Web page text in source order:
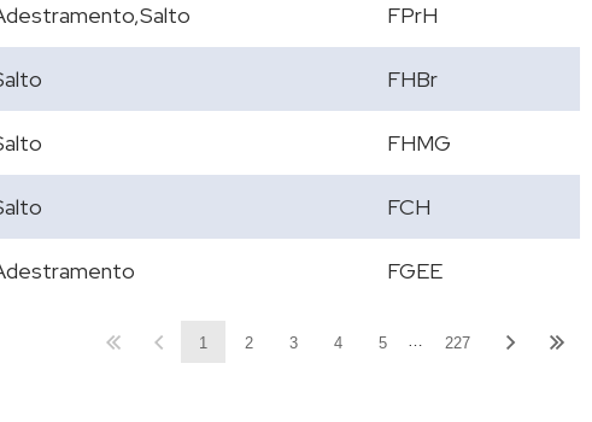
FPrH
FHBr
FHMG
FCH
FGEE
1 2 3 4 5 227